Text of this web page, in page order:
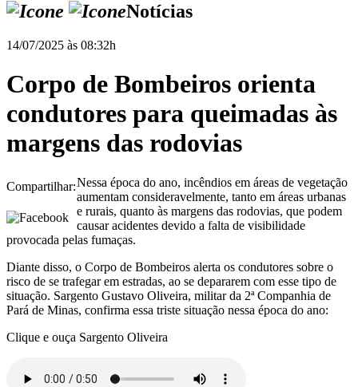
Notícias
14/07/2025 às 08:32h
Corpo de Bombeiros orienta
condutores para queimadas às
margens das rodovias
Compartilhar:Nessa época do ano, incêndios em áreas de vegetação
aumentam consideravelmente, tanto em áreas urbanas
e rurais, quanto às margens das rodovias, que podem
causar acidentes devido a falta de visibilidade
provocada pelas fumaças.
Diante disso, o Corpo de Bombeiros alerta os condutores sobre o
risco de se trafegar em estradas, ao se depararem com esse tipo de
situação. Sargento Gustavo Oliveira, militar da 2ª Companhia de
Pará de Minas, confirma essa triste situação nessa época do ano:
Clique e ouça Sargento Oliveira